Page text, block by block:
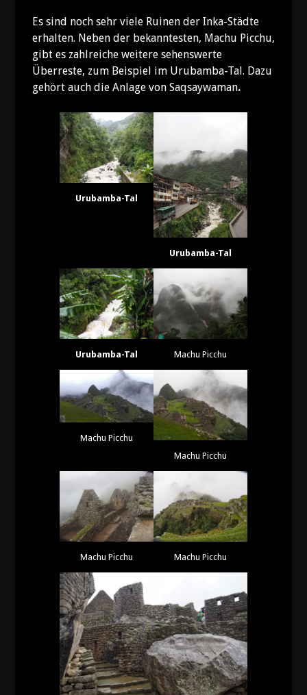
Es sind noch sehr viele Ruinen der Inka-Städte
erhalten. Neben der bekanntesten, Machu Picchu,
gibt es zahlreiche weitere sehenswerte
Überreste, zum Beispiel im Urubamba-Tal. Dazu
gehört auch die Anlage von Saqsaywaman.
Urubamba-Tal
Urubamba-Tal
Urubamba-Tal Machu Picchu
Machu Picchu
Machu Picchu
Machu Picchu Machu Picchu